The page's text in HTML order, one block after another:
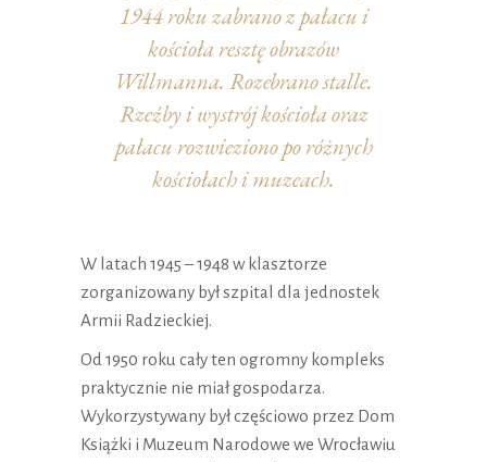
1944 roku zabrano z pałacu i
kościoła resztę obrazów
Willmanna. Rozebrano stalle.
Rzeźby i wystrój kościoła oraz
pałacu rozwieziono po różnych
kościołach i muzeach.
W latach 1945 – 1948 w klasztorze
zorganizowany był szpital dla jednostek
Armii Radzieckiej.
Od 1950 roku cały ten ogromny kompleks
praktycznie nie miał gospodarza.
Wykorzystywany był częściowo przez Dom
Książki i Muzeum Narodowe we Wrocławiu